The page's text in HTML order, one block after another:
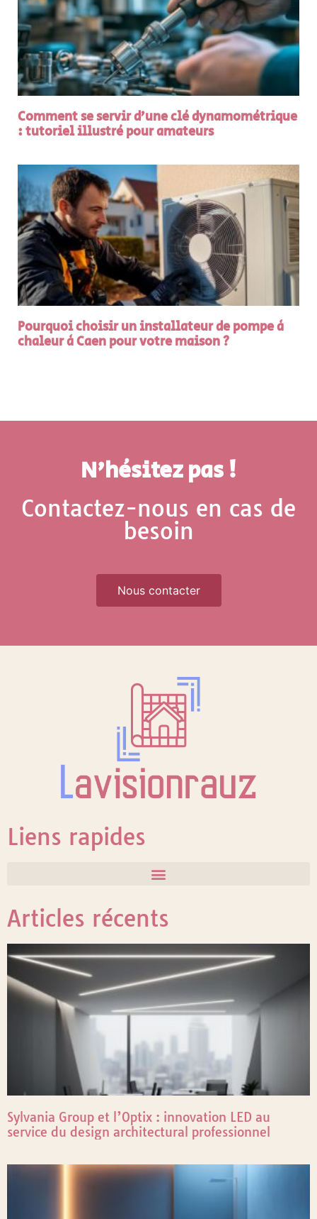
Comment se servir d’une clé dynamométrique
: tutoriel illustré pour amateurs
Pourquoi choisir un installateur de pompe à
chaleur à Caen pour votre maison ?
N'hésitez pas !
Contactez-nous en cas de
besoin
Nous contacter
Liens rapides
Articles récents
Sylvania Group et l’Optix : innovation LED au
service du design architectural professionnel